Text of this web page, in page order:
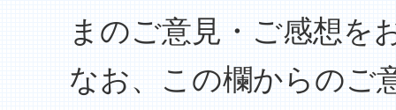
まのご意見・ご感想を
なお、この欄からのご